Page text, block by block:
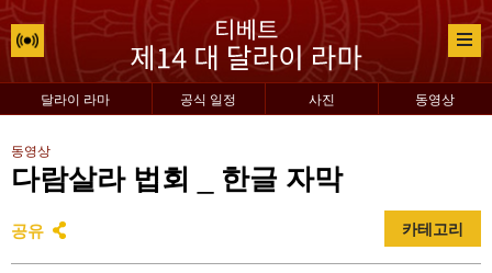
달라이 라마 공식 일정 사진 동영상
동영상
다람살라 법회 _ 한글 자막
공유 카테고리